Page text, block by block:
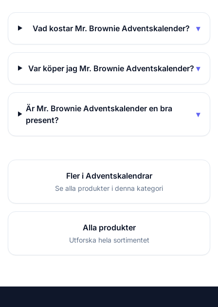
Vad kostar Mr. Brownie Adventskalender? ▾
Var köper jag Mr. Brownie Adventskalender? ▾
Är Mr. Brownie Adventskalender en bra
present?
▾
Fler i Adventskalendrar
Se alla produkter i denna kategori
Alla produkter
Utforska hela sortimentet